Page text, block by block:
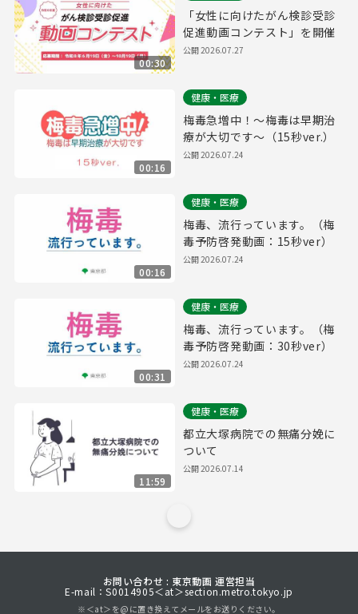
00:30
「女性に向けたがん検診受診
促進動画コンテスト」を開催
公開2026.07.27
00:16
健康・医療
梅毒急増中！～梅毒は早期治
療が大切です～（15秒ver.）
公開2026.07.24
00:16
健康・医療
梅毒、流行っています。（梅
毒予防啓発動画：15秒ver）
公開2026.07.24
00:31
健康・医療
梅毒、流行っています。（梅
毒予防啓発動画：30秒ver）
公開2026.07.24
11:59
健康・医療
都立大塚病院での無痛分娩に
ついて
公開2026.07.14
お問い合わせ : 東京動画 運営担当
E-mail：S0014905＜at＞section.metro.tokyo.jp
※＜at＞を@に置き換えてメールをお送りください。